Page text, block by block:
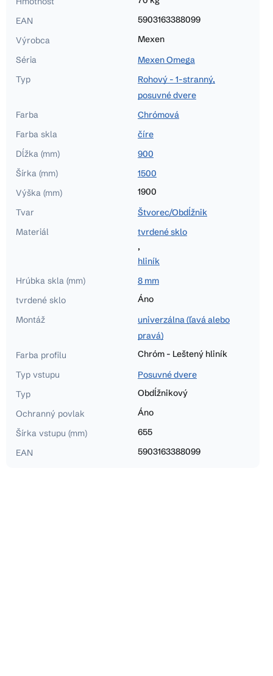
EAN
5903163388099
Výrobca
Mexen
Séria
Mexen Omega
Typ
Rohový - 1-stranný,
posuvné dvere
Farba
Chrómová
Farba skla
číre
Dĺžka (mm)
900
Šírka (mm)
1500
Výška (mm)
1900
Tvar
Štvorec/Obdĺžnik
Materiál
tvrdené sklo
,
hliník
Hrúbka skla (mm)
8 mm
tvrdené sklo
Áno
Montáž
univerzálna (ľavá alebo
pravá)
Farba profilu
Chróm - Leštený hliník
Typ vstupu
Posuvné dvere
Typ
Obdĺžnikový
Ochranný povlak
Áno
Šírka vstupu (mm)
655
EAN
5903163388099